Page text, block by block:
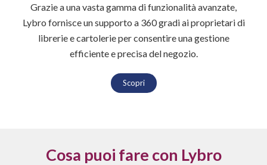
Grazie a una vasta gamma di funzionalità avanzate,
Lybro fornisce un supporto a 360 gradi ai proprietari di
librerie e cartolerie per consentire una gestione
efficiente e precisa del negozio.
Scopri
Cosa puoi fare con Lybro